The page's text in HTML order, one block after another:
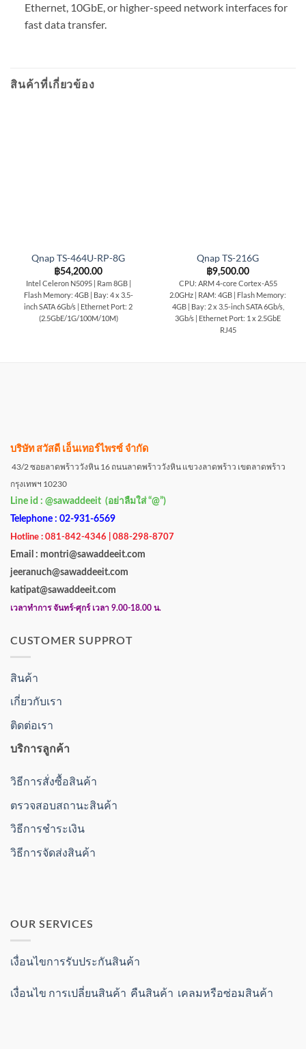
Ethernet, 10GbE, or higher-speed network interfaces for
fast data transfer.
สินค้าที่เกี่ยวข้อง
Qnap TS-464U-RP-8G
฿54,200.00
Intel Celeron N5095 | Ram 8GB |
Flash Memory: 4GB | Bay: 4 x 3.5-
inch SATA 6Gb/s | Ethernet Port: 2
(2.5GbE/1G/100M/10M)
Qnap TS-216G
฿9,500.00
CPU: ARM 4-core Cortex-A55
2.0GHz | RAM: 4GB | Flash Memory:
4GB | Bay: 2 x 3.5-inch SATA 6Gb/s,
3Gb/s | Ethernet Port: 1 x 2.5GbE
RJ45
บริษัท สวัสดี เอ็นเทอร์ไพรซ์ จำกัด
43/2 ซอยลาดพร้าววังหิน 16 ถนนลาดพร้าววังหิน แขวงลาดพร้าว เขตลาดพร้าว
กรุงเทพฯ 10230
Line id : @sawaddeeit (อย่าลืมใส่ “@”)
Telephone : 02-931-6569
Hotline : 081-842-4346 | 088-298-8707
Email : montri@sawaddeeit.com
jeeranuch@sawaddeeit.com
katipat@sawaddeeit.com
เวลาทำการ จันทร์-ศุกร์ เวลา 9.00-18.00 น.
CUSTOMER SUPPROT
สินค้า
เกี่ยวกับเรา
ติดต่อเรา
บริการลูกค้า
วิธีการสั่งซื้อสินค้า
ตรวจสอบสถานะสินค้า
วิธีการชำระเงิน
วิธีการจัดส่งสินค้า
OUR SERVICES
เงื่อนไขการรับประกันสินค้า
เงื่อนไข การเปลี่ยนสินค้า คืนสินค้า เคลมหรือซ่อมสินค้า